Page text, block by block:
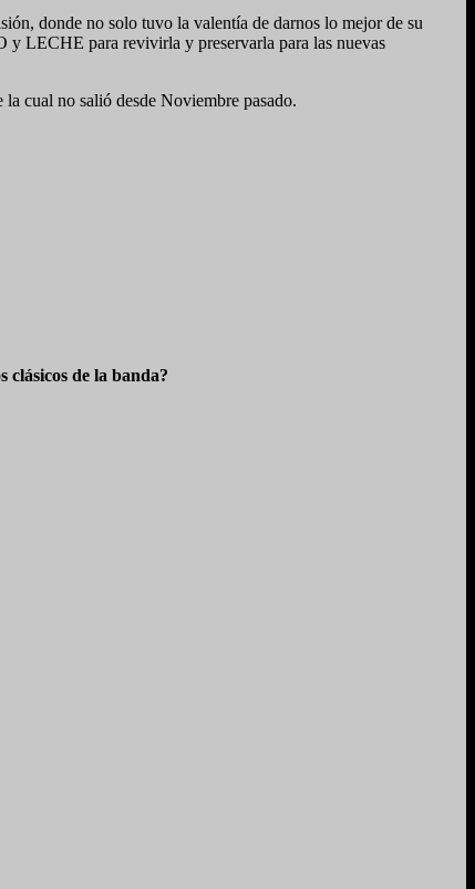
donde no solo tuvo la valentía de darnos lo mejor de su
LECHE para revivirla y preservarla para las nuevas
cual no salió desde Noviembre pasado.
de la banda?